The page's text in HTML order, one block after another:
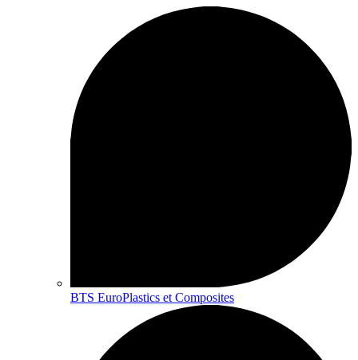
BTS EuroPlastics et Composites